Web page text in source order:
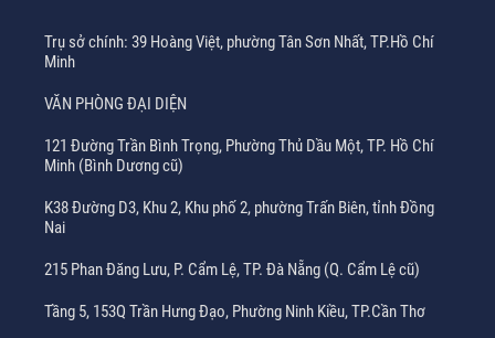
Trụ sở chính: 39 Hoàng Việt, phường Tân Sơn Nhất, TP.Hồ Chí
Minh
VĂN PHÒNG ĐẠI DIỆN
121 Đường Trần Bình Trọng, Phường Thủ Dầu Một, TP. Hồ Chí
Minh (Bình Dương cũ)
K38 Đường D3, Khu 2, Khu phố 2, phường Trấn Biên, tỉnh Đồng
Nai
215 Phan Đăng Lưu, P. Cẩm Lệ, TP. Đà Nẵng (Q. Cẩm Lệ cũ)
Tầng 5, 153Q Trần Hưng Đạo, Phường Ninh Kiều, TP.Cần Thơ